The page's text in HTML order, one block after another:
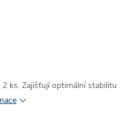
ks. Zajišťují optimální stabilitu